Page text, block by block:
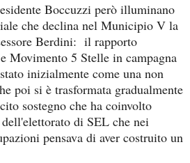
Boccuzzi però illuminano
che declina nel Municipio V la
Berdini: il rapporto
Movimento 5 Stelle in campagna
inizialmente come una non
poi si è trasformata gradualmente
sostegno che ha coinvolto
di SEL che nei
pensava di aver costruito un